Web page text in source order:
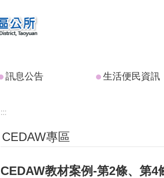
訊息公告 生活便民資訊
:::
CEDAW專區
CEDAW教材案例-第2條、第4